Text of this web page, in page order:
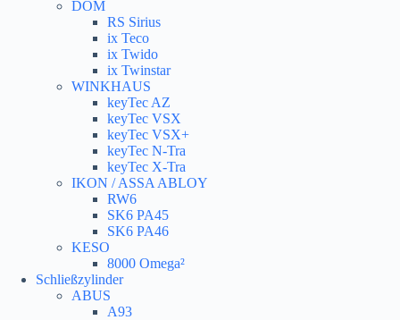
DOM
RS Sirius
ix Teco
ix Twido
ix Twinstar
WINKHAUS
keyTec AZ
keyTec VSX
keyTec VSX+
keyTec N-Tra
keyTec X-Tra
IKON / ASSA ABLOY
RW6
SK6 PA45
SK6 PA46
KESO
8000 Omega²
Schließzylinder
ABUS
A93